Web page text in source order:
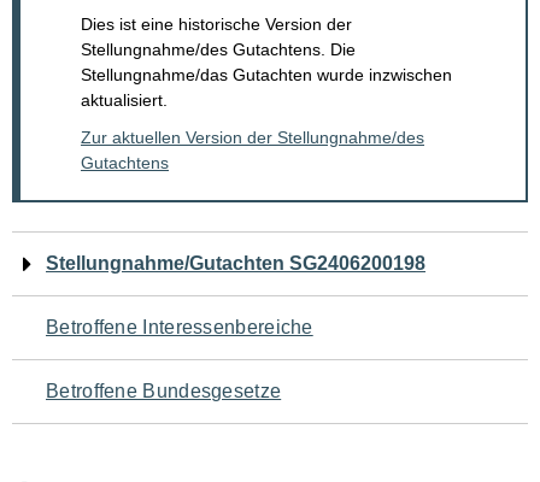
Dies ist eine historische Version der
Stellungnahme/des Gutachtens. Die
Stellungnahme/das Gutachten wurde inzwischen
aktualisiert.
Zur aktuellen Version der Stellungnahme/des
Gutachtens
Navigation
für
den
Seiteninhalt
Stellungnahme/Gutachten SG2406200198
Betroffene Interessenbereiche
Betroffene Bundesgesetze